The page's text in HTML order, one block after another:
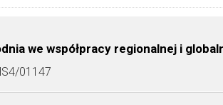
we współpracy regionalnej i
01147